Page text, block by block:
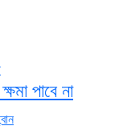
পাবে না